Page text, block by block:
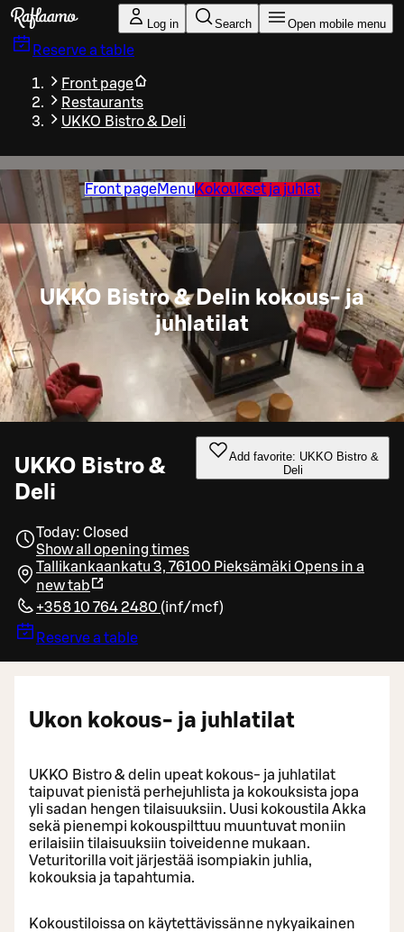
Skip to main content
Log in Search Open mobile menu
Reserve a table
Front page
Restaurants
UKKO Bistro & Deli
Front pageMenu Kokoukset ja juhlat
UKKO Bistro & Delin kokous- ja
juhlatilat
UKKO Bistro &
Deli
Add favorite: UKKO Bistro &
Deli
Today: Closed
Show all opening times
Tallikankaankatu 3, 76100 Pieksämäki Opens in a
new tab
+358 10 764 2480 (inf/mcf)
Reserve a table
Ukon kokous- ja juhlatilat
UKKO Bistro & delin upeat kokous- ja juhlatilat
taipuvat pienistä perhejuhlista ja kokouksista jopa
yli sadan hengen tilaisuuksiin. Uusi kokoustila Akka
sekä pienempi kokouspilttuu muuntuvat moniin
erilaisiin tilaisuuksiin toiveidenne mukaan.
Veturitorilla voit järjestää isompiakin juhlia,
kokouksia ja tapahtumia.
Kokoustiloissa on käytettävissänne nykyaikainen